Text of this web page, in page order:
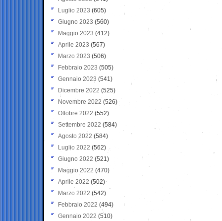
Luglio 2023 (605)
Giugno 2023 (560)
Maggio 2023 (412)
Aprile 2023 (567)
Marzo 2023 (506)
Febbraio 2023 (505)
Gennaio 2023 (541)
Dicembre 2022 (525)
Novembre 2022 (526)
Ottobre 2022 (552)
Settembre 2022 (584)
Agosto 2022 (584)
Luglio 2022 (562)
Giugno 2022 (521)
Maggio 2022 (470)
Aprile 2022 (502)
Marzo 2022 (542)
Febbraio 2022 (494)
Gennaio 2022 (510)